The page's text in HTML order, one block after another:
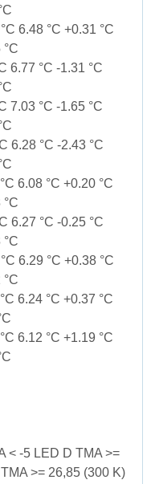
6.48 °C +0.31 °C
6.77 °C -1.31 °C
7.03 °C -1.65 °C
6.28 °C -2.43 °C
6.08 °C +0.20 °C
6.27 °C -0.25 °C
6.29 °C +0.38 °C
6.24 °C +0.37 °C
6.12 °C +1.19 °C
< -5 LED D TMA >=
>= 26,85 (300 K)